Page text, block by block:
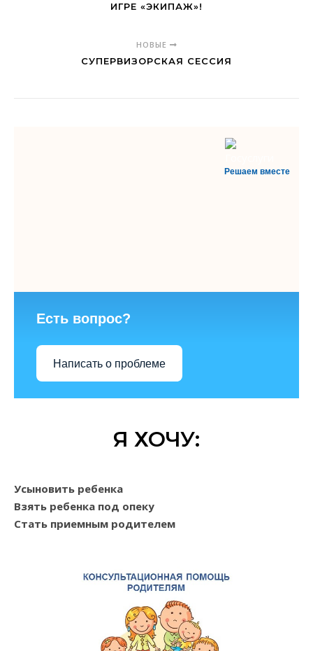
ИГРЕ «ЭКИПАЖ»!
НОВЫЕ
СУПЕРВИЗОРСКАЯ СЕССИЯ
Решаем вместе
Есть вопрос?
Написать о проблеме
Я ХОЧУ:
Усыновить ребенка
Взять ребенка под опеку
Стать приемным родителем